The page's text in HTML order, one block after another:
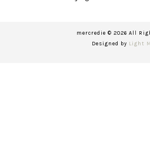
mercredie © 2026 All
Designed by Light